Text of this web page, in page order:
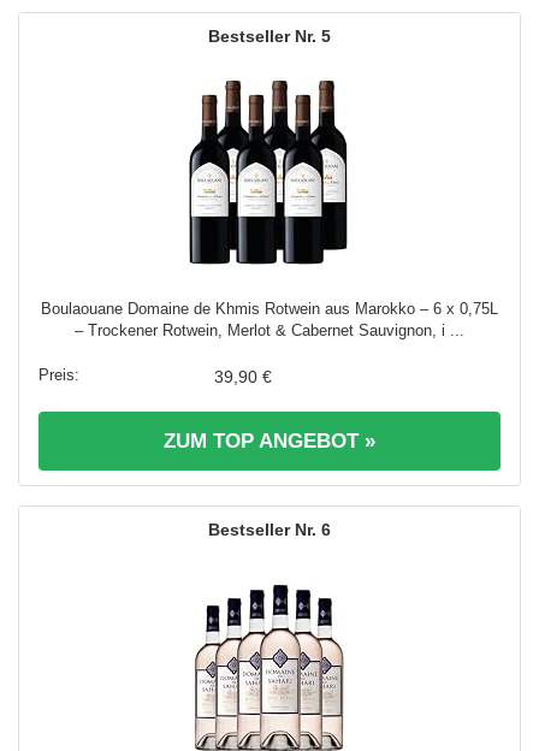
5
Boulaouane Domaine de Khmis Rotwein aus Marokko – 6 x 0,75L
– Trockener Rotwein, Merlot & Cabernet Sauvignon, i ...
39,90 €
ZUM TOP ANGEBOT »
6